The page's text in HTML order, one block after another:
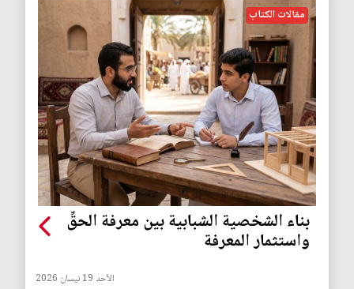
مقالات الكتاب
بناء الشخصية الشبابية بين معرفة الحقِّ
واستثمار المعرفة
الأحد 19 نيسان 2026